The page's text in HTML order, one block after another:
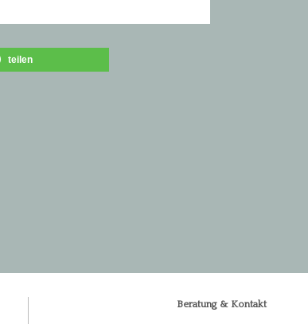
teilen
Beratung & Kontakt